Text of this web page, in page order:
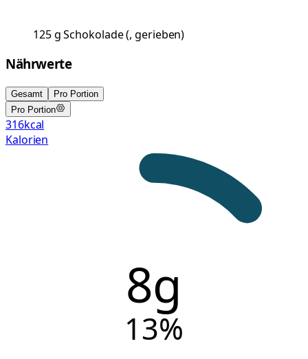
125g Schokolade(, gerieben)
Nährwerte
Gesamt
Pro Portion
Pro Portion
316kcal
Kalorien
8g
13%